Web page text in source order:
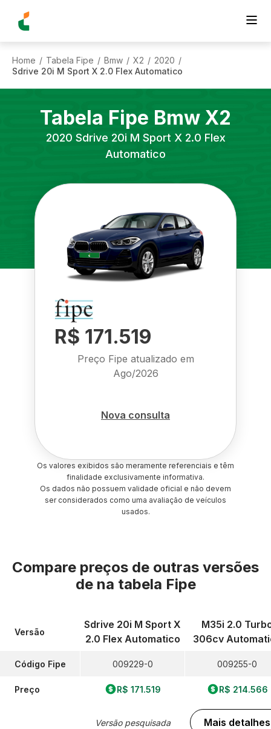
Home / Tabela Fipe / Bmw / X2 / 2020 /
Sdrive 20i M Sport X 2.0 Flex Automatico
Tabela Fipe Bmw X2
2020 Sdrive 20i M Sport X 2.0 Flex
Automatico
R$ 171.519
Preço Fipe atualizado em
Ago/2026
Nova consulta
Os valores exibidos são meramente referenciais e têm
finalidade exclusivamente informativa.
Os dados não possuem validade oficial e não devem
ser considerados como uma avaliação de veículos
usados.
Compare preços de outras versões
de na tabela Fipe
Versão
Código Fipe
Preço
Sdrive 20i M Sport X
2.0 Flex Automatico
009229-0
R$ 171.519
Versão pesquisada
M35i 2.0
306cv
009255-0
R$ 214.566
Mais detalhes